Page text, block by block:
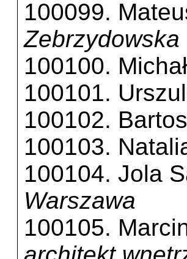
100099.
Zebrzydowska
100100.
100101.
100102.
100103.
100104. Jola
Warszawa
100105.